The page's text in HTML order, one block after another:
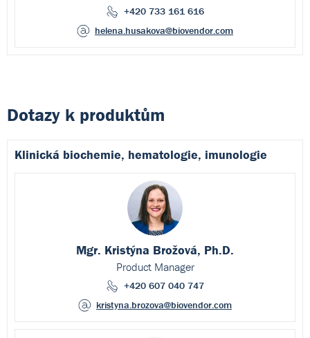
+420 733 161 616
helena.husakova@biovendor.com
Dotazy k produktům
Klinická biochemie, hematologie, imunologie
Mgr. Kristýna Brožová, Ph.D.
Product Manager
+420 607 040 747
kristyna.brozova@biovendor.com